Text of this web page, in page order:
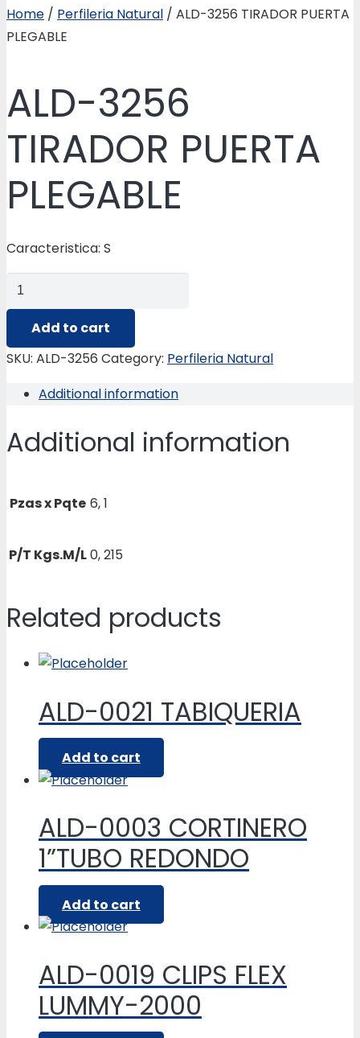
Home / Perfileria Natural / ALD-3256 TIRADOR PUERTA
PLEGABLE
ALD-3256
TIRADOR PUERTA
PLEGABLE
Caracteristica: S
ALD-
3256
TIRADOR
PUERTA
quantity
Add to cart
SKU: ALD-3256 Category: Perfileria Natural
Additional information
Additional information
Pzas x Pqte 6, 1
P/T Kgs.M/L0, 215
Related products
ALD-0021 TABIQUERIA
Add to cart
ALD-0003 CORTINERO
1”TUBO REDONDO
Add to cart
ALD-0019 CLIPS FLEX
LUMMY-2000